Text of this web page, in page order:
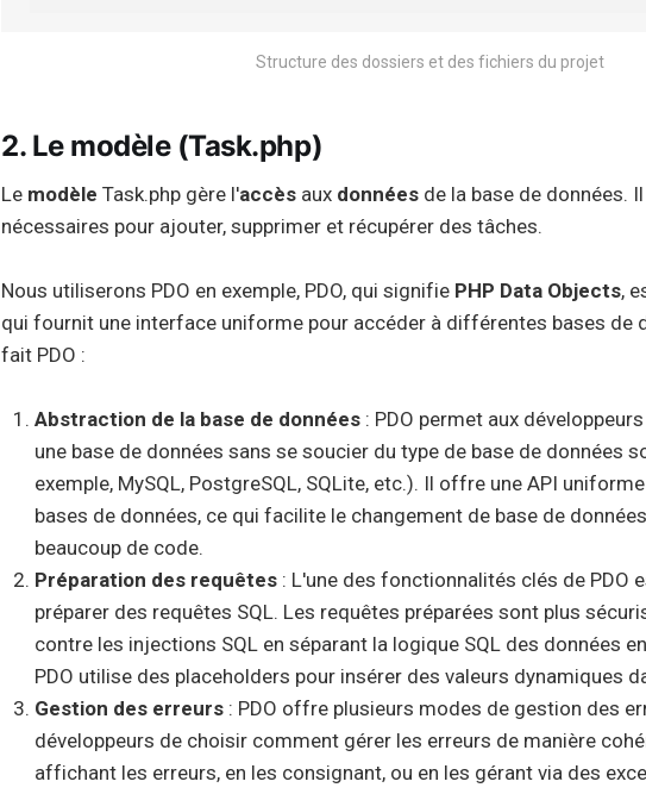
Structure des dossiers et des fichiers du projet
2. Le modèle (Task.php)
Le modèle Task.php gère l'accès aux données de la base de données.
nécessaires pour ajouter, supprimer et récupérer des tâches.
Nous utiliserons PDO en exemple, PDO, qui signifie PHP Data Objects,
qui fournit une interface uniforme pour accéder à différentes bases de
fait PDO :
Abstraction de la base de données : PDO permet aux
une base de données sans se soucier du type de base de données
exemple, MySQL, PostgreSQL, SQLite, etc.). Il offre une API
bases de données, ce qui facilite le changement de base de
beaucoup de code.
Préparation des requêtes : L'une des fonctionnalités clés de PDO
préparer des requêtes SQL. Les requêtes préparées sont plus
contre les injections SQL en séparant la logique SQL des données
PDO utilise des placeholders pour insérer des valeurs dynamiques
Gestion des erreurs : PDO offre plusieurs modes de gestion des
développeurs de choisir comment gérer les erreurs de manière
affichant les erreurs, en les consignant, ou en les gérant via des